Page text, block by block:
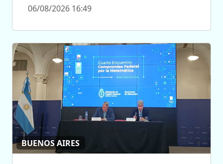
06/08/2026 16:49
BUENOS AIRES